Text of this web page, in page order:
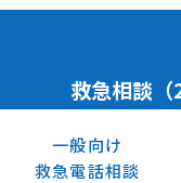
救急相談
一般向け
救急電話相談